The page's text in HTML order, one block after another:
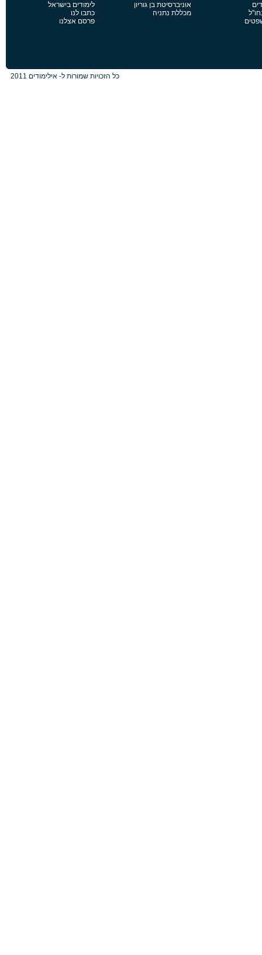
אוניברסיטת בן גוריון
מכללת נתניה
לימודים בישראל
כתבו לנו
פרסם אצלנו
כל הזכויות שמורות ל- אילימודים 2011